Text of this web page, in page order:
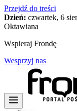
Przejdź do treści
Dzień: czwartek, 6
Oktawiana
Wspieraj Frondę
Wesprzyj nas